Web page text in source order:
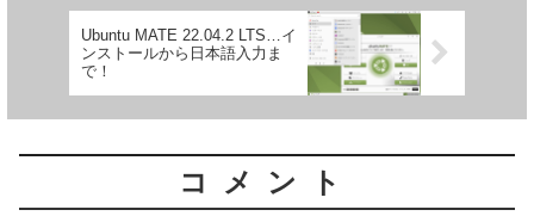
Ubuntu MATE 22.04.2 LTS…イ
ンストールから日本語入力ま
で！
コメント